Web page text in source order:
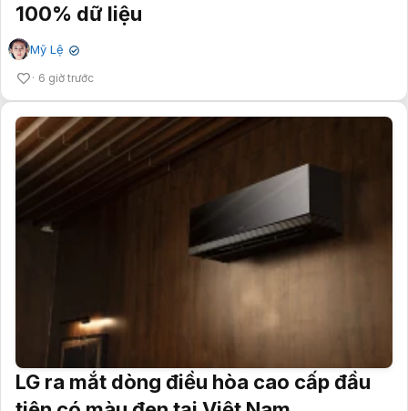
100% dữ liệu
Mỹ Lệ ✔
6 giờ trước
LG ra mắt dòng điều hòa cao cấp đầu